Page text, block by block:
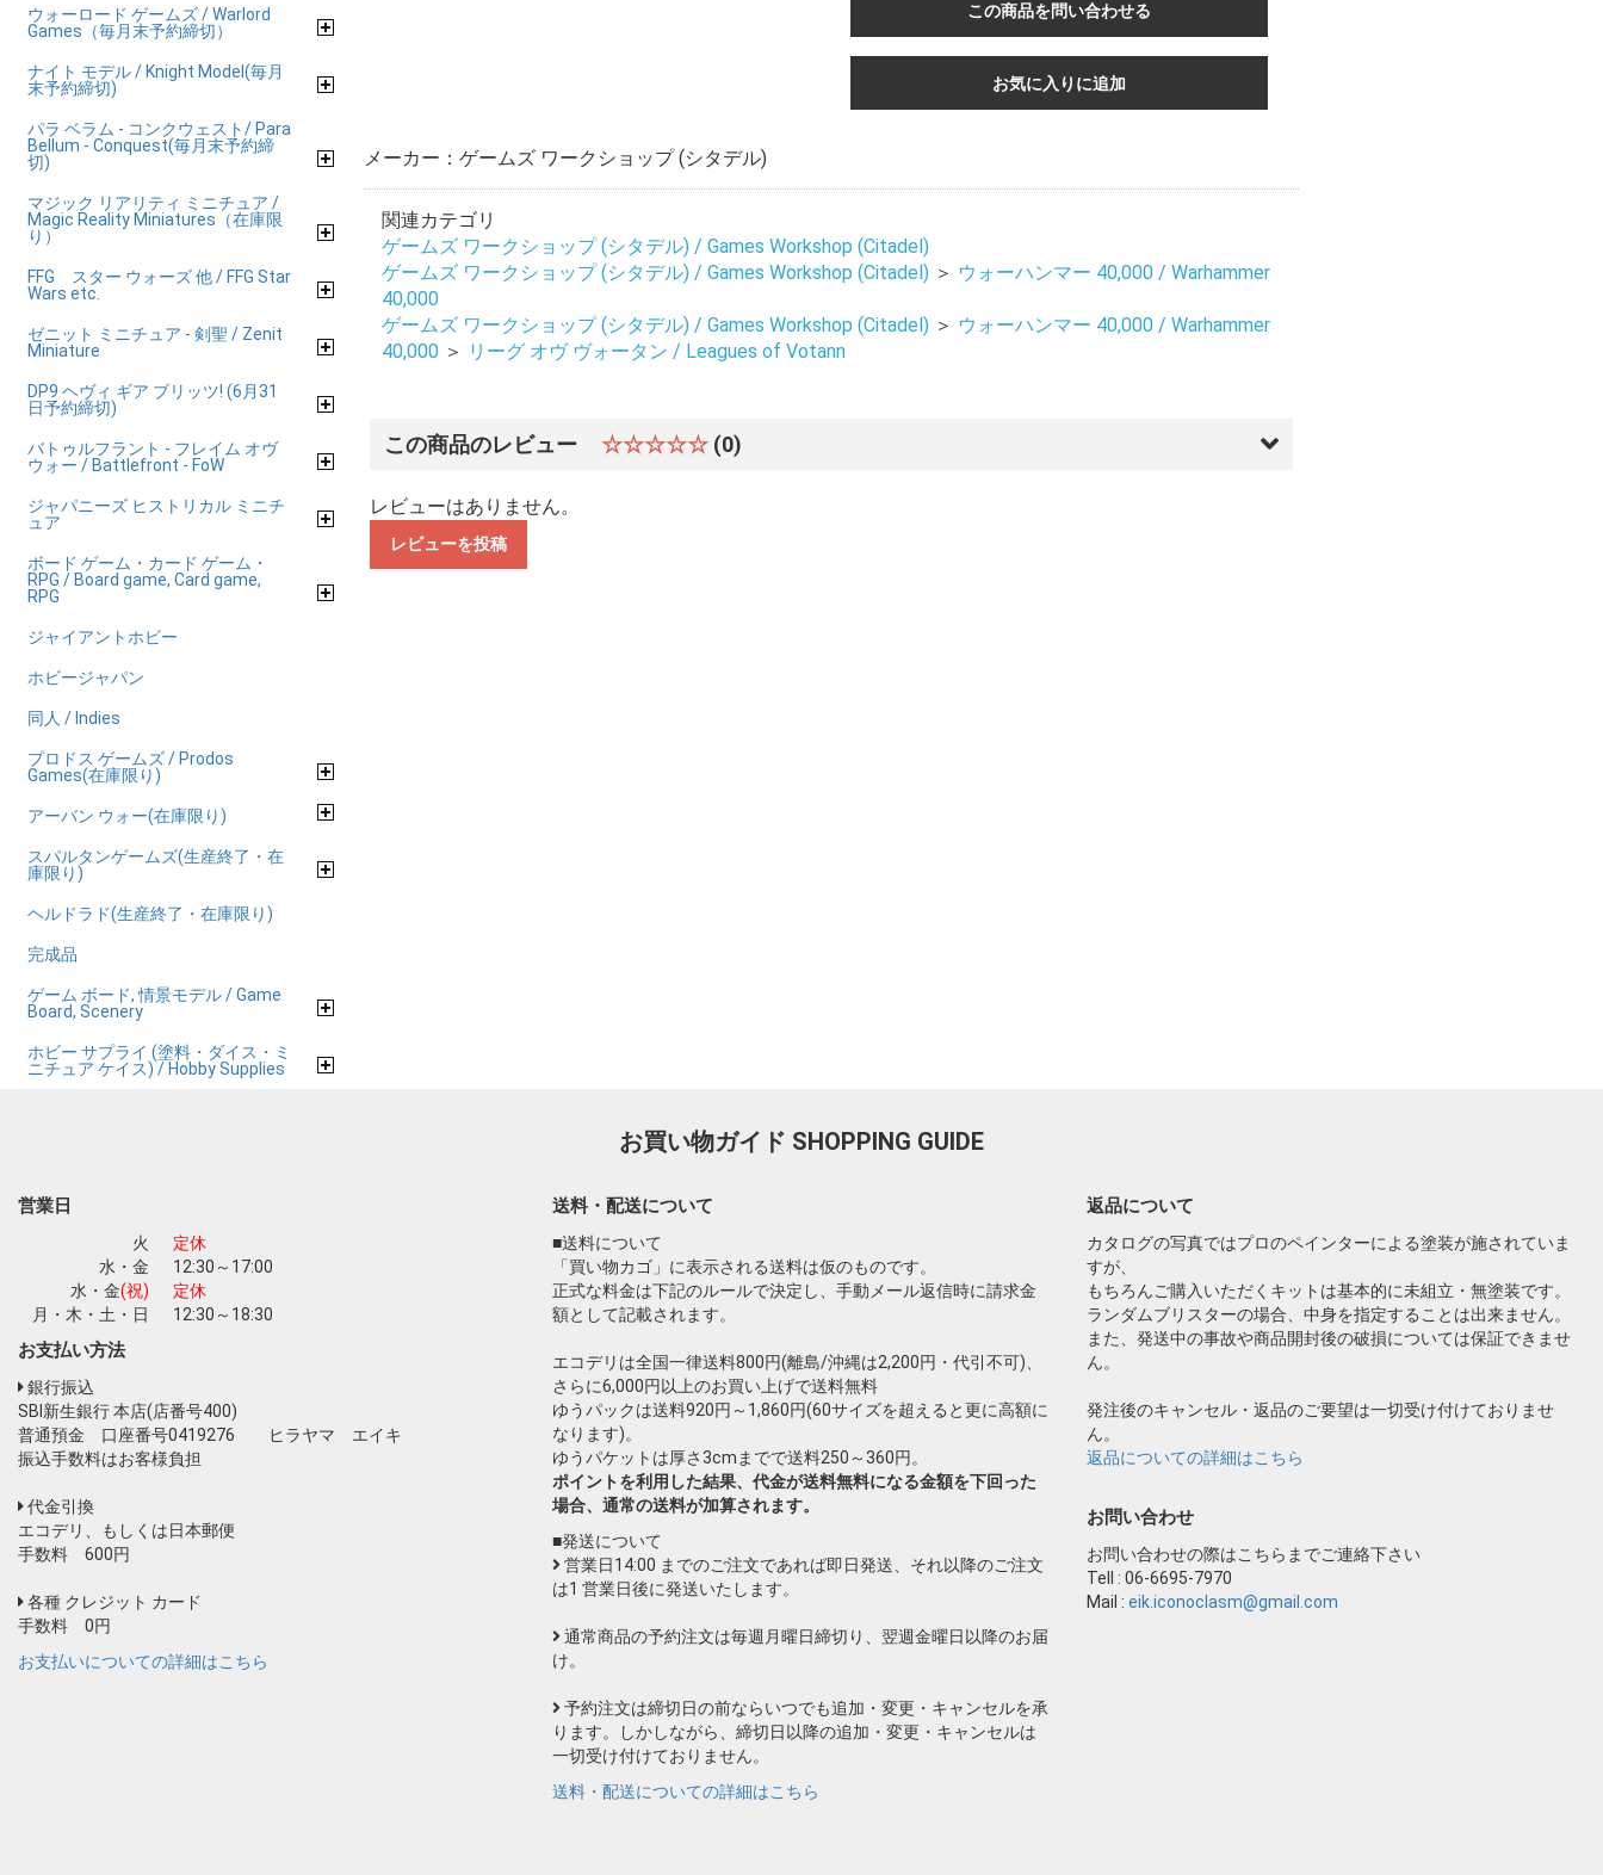
ウォーロード ゲームズ / Warlord
Games（毎月末予約締切）
ナイト モデル / Knight Model(毎月
末予約締切)
パラ ベラム - コンクウェスト/ Para
Bellum - Conquest(毎月末予約締
切)
マジック リアリティ ミニチュア /
Magic Reality Miniatures（在庫限
り）
FFG スター ウォーズ 他 / FFG Star
Wars etc.
ゼニット ミニチュア - 剣聖 / Zenit
Miniature
DP9 ヘヴィ ギア ブリッツ! (6月31
日予約締切)
バトゥルフラント - フレイム オヴ
ウォー / Battlefront - FoW
ジャパニーズ ヒストリカル ミニチ
ュア
ボード ゲーム・カード ゲーム・
RPG / Board game, Card game,
RPG
ジャイアントホビー
ホビージャパン
同人 / Indies
プロドス ゲームズ / Prodos
Games(在庫限り)
アーバン ウォー(在庫限り)
スパルタンゲームズ(生産終了・在
庫限り)
ヘルドラド(生産終了・在庫限り)
完成品
ゲーム ボード, 情景モデル / Game
Board, Scenery
ホビー サプライ (塗料・ダイス・ミ
ニチュア ケイス) / Hobby Supplies
この商品を問い合わせる
お気に入りに追加
メーカー：ゲームズ ワークショップ (シタデル)
関連カテゴリ
ゲームズ ワークショップ (シタデル) / Games Workshop (Citadel)
ゲームズ ワークショップ (シタデル) / Games Workshop (Citadel) ＞ ウォーハンマー 40,000 / Warhammer
40,000
ゲームズ ワークショップ (シタデル) / Games Workshop (Citadel) ＞ ウォーハンマー 40,000 / Warhammer
40,000 ＞ リーグ オヴ ヴォータン / Leagues of Votann
この商品のレビュー ☆☆☆☆☆ (0)
レビューはありません。
レビューを投稿
お買い物ガイド SHOPPING GUIDE
営業日
火
定休
水・金
12:30～17:00
水・金(祝)
定休
月・木・土・日
12:30～18:30
お支払い方法
銀行振込
SBI新生銀行 本店(店番号400)
普通預金 口座番号0419276 ヒラヤマ エイキ
振込手数料はお客様負担
代金引換
エコデリ、もしくは日本郵便
手数料 600円
各種 クレジット カード
手数料 0円
お支払いについての詳細はこちら
送料・配送について
■送料について
「買い物カゴ」に表示される送料は仮のものです。
正式な料金は下記のルールで決定し、手動メール返信時に請求金
額として記載されます。
エコデリは全国一律送料800円(離島/沖縄は2,200円・代引不可)、
さらに6,000円以上のお買い上げで送料無料
ゆうパックは送料920円～1,860円(60サイズを超えると更に高額に
なります)。
ゆうパケットは厚さ3cmまでで送料250～360円。
ポイントを利用した結果、代金が送料無料になる金額を下回った
場合、通常の送料が加算されます。
■発送について
営業日14:00 までのご注文であれば即日発送、それ以降のご注文
は1 営業日後に発送いたします。
通常商品の予約注文は毎週月曜日締切り、翌週金曜日以降のお届
け。
予約注文は締切日の前ならいつでも追加・変更・キャンセルを承
ります。しかしながら、締切日以降の追加・変更・キャンセルは
一切受け付けておりません。
送料・配送についての詳細はこちら
返品について
カタログの写真ではプロのペインターによる塗装が施されていま
すが、
もちろんご購入いただくキットは基本的に未組立・無塗装です。
ランダムブリスターの場合、中身を指定することは出来ません。
また、発送中の事故や商品開封後の破損については保証できませ
ん。
発注後のキャンセル・返品のご要望は一切受け付けておりませ
ん。
返品についての詳細はこちら
お問い合わせ
お問い合わせの際はこちらまでご連絡下さい
Tell : 06-6695-7970
Mail : eik.iconoclasm@gmail.com